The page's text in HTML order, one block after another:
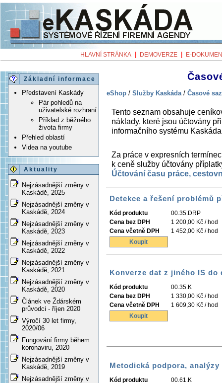
HLAVNÍ STRÁNKA DEMOVERZE E-
Základní informace
Představení Kaskády
Pár pohledů na
uživatelské rozhraní
Příklad z běžného
života firmy
Přehled oblastí
Videa na youtube
Aktuality
Nejzásadnější změny v
Kaskádě, 2025
Nejzásadnější změny v
Kaskádě, 2024
Nejzásadnější změny v
Kaskádě, 2023
Nejzásadnější změny v
Kaskádě, 2022
Nejzásadnější změny v
Kaskádě, 2021
Nejzásadnější změny v
Kaskádě, 2020
Článek ve Ždárském
průvodci - říjen 2020
Výročí 30 let firmy,
2020/06
Fungování firmy během
koronaviru, 2020
Nejzásadnější změny v
Kaskádě, 2019
Nejzásadnější změny v
eShop / Služby Kaskáda / Časové
Tento seznam obsahuje
náklady, které jsou účtovány
informačního systému
Za práce v expresních
k ceně služby účtovány
Účtování času práce,
Detekce a řešení problémů
Kód produktu
00.35.DRP
Cena bez DPH
1 200,00 Kč / hod
Cena včetně DPH
1 452,00 Kč / hod
Koupit
Konverze dat z jiného IS do
Kód produktu
00.35.K
Cena bez DPH
1 330,00 Kč / hod
Cena včetně DPH
1 609,30 Kč / hod
Koupit
Metodická podpora, analýzy
Kód produktu
00.61.K